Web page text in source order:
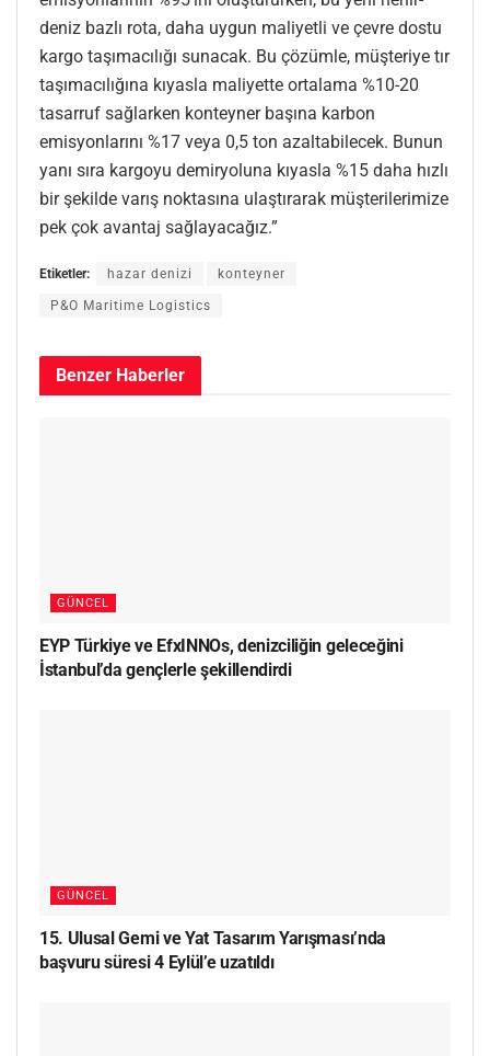
deniz bazlı rota, daha uygun maliyetli ve çevre dostu
kargo taşımacılığı sunacak. Bu çözümle, müşteriye tır
taşımacılığına kıyasla maliyette ortalama %10-20
tasarruf sağlarken konteyner başına karbon
emisyonlarını %17 veya 0,5 ton azaltabilecek. Bunun
yanı sıra kargoyu demiryoluna kıyasla %15 daha hızlı
bir şekilde varış noktasına ulaştırarak müşterilerimize
pek çok avantaj sağlayacağız.”
Etiketler: hazar denizi konteyner
P&O Maritime Logistics
Benzer Haberler
GÜNCEL
EYP Türkiye ve EfxINNOs, denizciliğin geleceğini
İstanbul’da gençlerle şekillendirdi
GÜNCEL
15. Ulusal Gemi ve Yat Tasarım Yarışması’nda
başvuru süresi 4 Eylül’e uzatıldı